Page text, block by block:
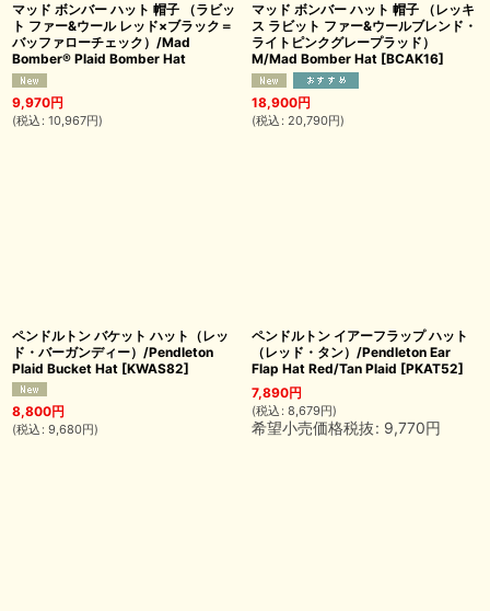
マッド ボンバー ハット 帽子 （ラビッ
ト ファー&ウール レッド×ブラック＝
バッファローチェック）/Mad
Bomber® Plaid Bomber Hat
9,970円
(税込 : 10,967円)
マッド ボンバー ハット 帽子 （レッキ
ス ラビット ファー&ウールブレンド・
ライトピンクグレープラッド）
M/Mad Bomber Hat [BCAK16]
18,900円
(税込 : 20,790円)
ペンドルトン バケット ハット（レッ
ド・バーガンディー）/Pendleton
Plaid Bucket Hat [KWAS82]
8,800円
(税込 : 9,680円)
ペンドルトン イアーフラップ ハット
（レッド・タン）/Pendleton Ear
Flap Hat Red/Tan Plaid [PKAT52]
7,890円
(税込 : 8,679円)
希望小売価格税抜: 9,770円